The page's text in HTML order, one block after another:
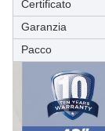
Certificato
Garanzia
Pacco